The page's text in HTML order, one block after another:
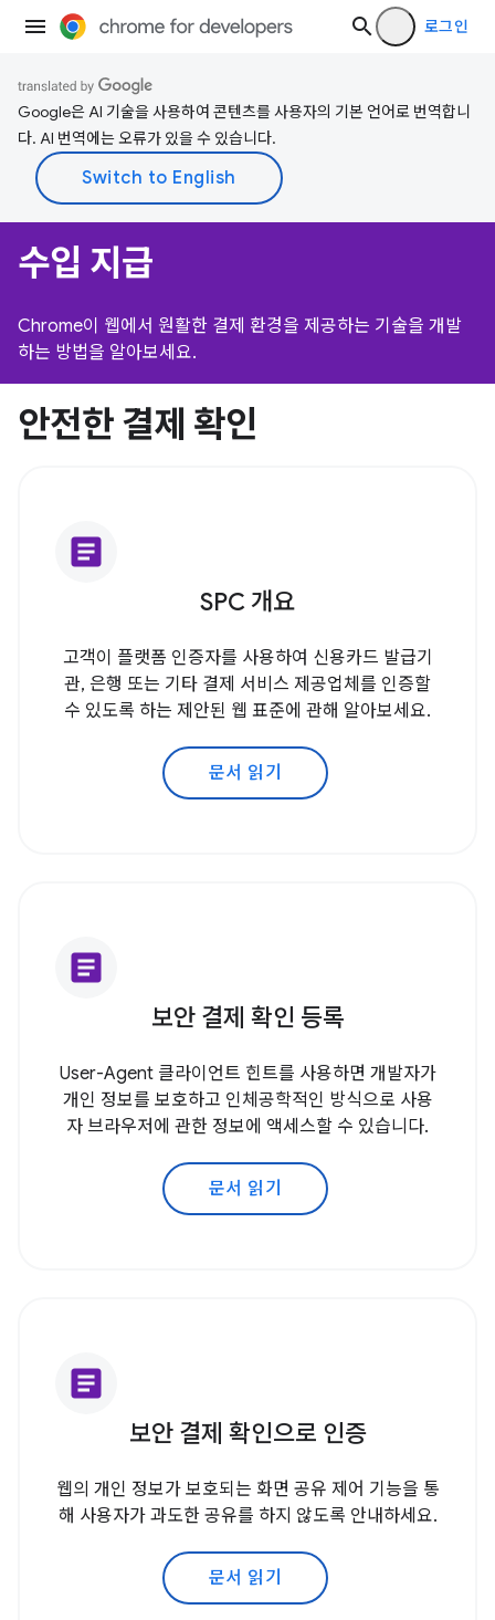
로그인
Google은 AI 기술을 사용하여 콘텐츠를 사용자의 기본 언어로 번역합니
다. AI 번역에는 오류가 있을 수 있습니다.
수입 지급
Chrome이 웹에서 원활한 결제 환경을 제공하는 기술을 개발
하는 방법을 알아보세요.
안전한 결제 확인
article
SPC 개요
고객이 플랫폼 인증자를 사용하여 신용카드 발급기
관, 은행 또는 기타 결제 서비스 제공업체를 인증할
수 있도록 하는 제안된 웹 표준에 관해 알아보세요.
문서 읽기
article
보안 결제 확인 등록
User-Agent 클라이언트 힌트를 사용하면 개발자가
개인 정보를 보호하고 인체공학적인 방식으로 사용
자 브라우저에 관한 정보에 액세스할 수 있습니다.
문서 읽기
article
보안 결제 확인으로 인증
웹의 개인 정보가 보호되는 화면 공유 제어 기능을 통
해 사용자가 과도한 공유를 하지 않도록 안내하세요.
문서 읽기